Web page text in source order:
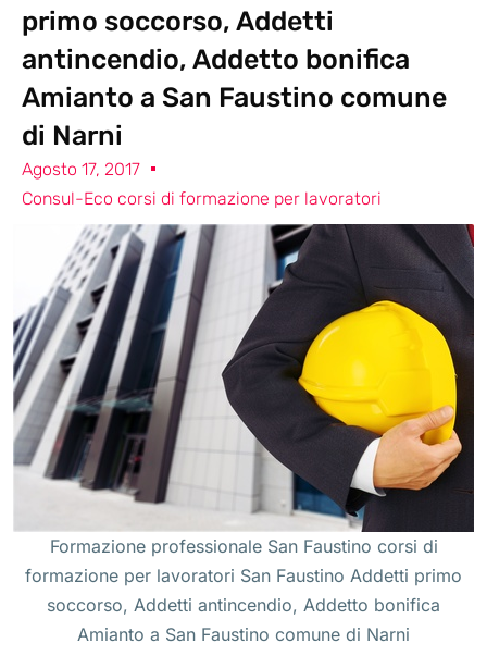
primo soccorso, Addetti
antincendio, Addetto bonifica
Amianto a San Faustino comune
di Narni
Agosto 17, 2017
Consul-Eco corsi di formazione per lavoratori
Formazione professionale San Faustino corsi di
formazione per lavoratori San Faustino Addetti primo
soccorso, Addetti antincendio, Addetto bonifica
Amianto a San Faustino comune di Narni